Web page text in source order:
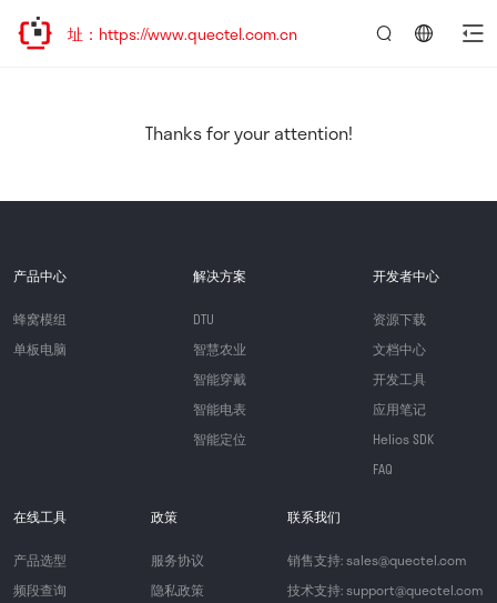
访问新址：https://www.quectel.com.cn
Thanks for your attention!
产品中心
蜂窝模组
单板电脑
解决方案
DTU
智慧农业
智能穿戴
智能电表
智能定位
开发者中心
资源下载
文档中心
开发工具
应用笔记
Helios SDK
FAQ
在线工具
产品选型
频段查询
政策
服务协议
隐私政策
联系我们
销售支持: sales@quectel.com
技术支持: support@quectel.com